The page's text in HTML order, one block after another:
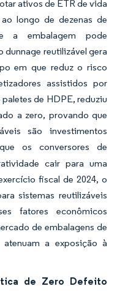
ativos de ETR de vida
longo de dezenas de
a embalagem pode
dunnage reutilizável gera
em que reduz o risco
assistidos por
de HDPE, reduziu
a zero, provando que
são investimentos
os conversores de
cair para uma
fiscal de 2024, o
sistemas reutilizáveis
fatores econômicos
de embalagens de
a exposição à
de Zero Defeito